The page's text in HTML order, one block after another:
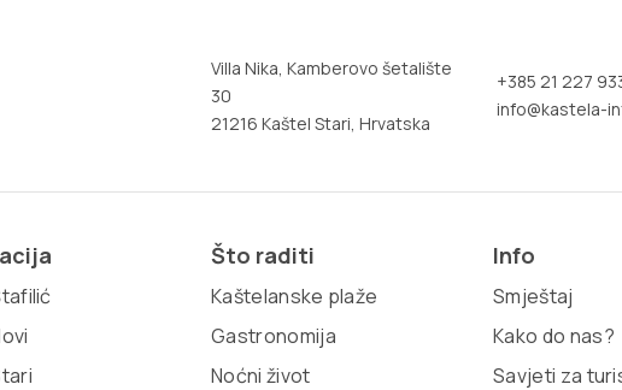
Villa Nika, Kamberovo šetalište
30
21216 Kaštel Stari, Hrvatska
+385 21 227
info@kastela-
Što raditi
Kaštelanske plaže
Gastronomija
Noćni život
Info
Smještaj
Kako do nas?
Savjeti za